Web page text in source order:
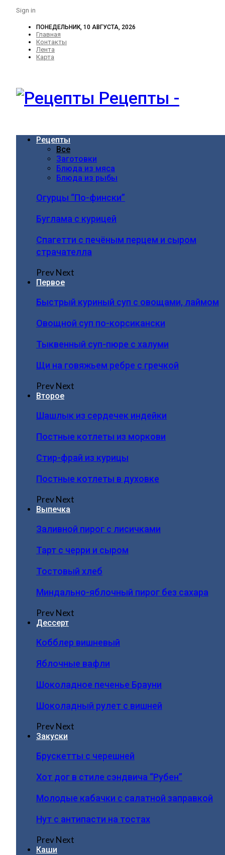
Sign in
ПОНЕДЕЛЬНИК, 10 АВГУСТА, 2026
Главная
Контакты
Лента
Карта
Рецепты -
Рецепты
Все
Заготовки
Блюда из мяса
Блюда из рыбы
Огурцы “По-фински”
Буглама с курицей
Спагетти с печёным перцем и сыром
страчателла
PrevNext
Первое
Быстрый куриный суп с овощами, лаймом
Овощной суп по-корсикански
Тыквенный суп-пюре с халуми
Щи на говяжьем ребре с гречкой
PrevNext
Второе
Шашлык из сердечек индейки
Постные котлеты из моркови
Стир-фрай из курицы
Постные котлеты в духовке
PrevNext
Выпечка
Заливной пирог с лисичками
Тарт с черри и сыром
Тостовый хлеб
Миндально-яблочный пирог без сахара
PrevNext
Дессерт
Кобблер вишневый
Яблочные вафли
Шоколадное печенье Брауни
Шоколадный рулет с вишней
PrevNext
Закуски
Брускетты с черешней
Хот дог в стиле сэндвича “Рубен”
Молодые кабачки с салатной заправкой
Нут с антипасти на тостах
PrevNext
Каши